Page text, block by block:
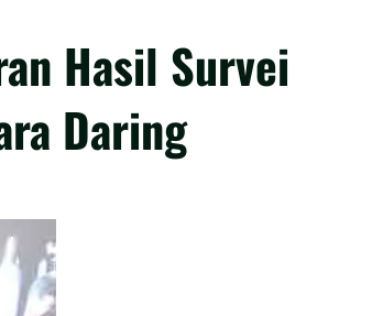
Hasil Survei
Daring